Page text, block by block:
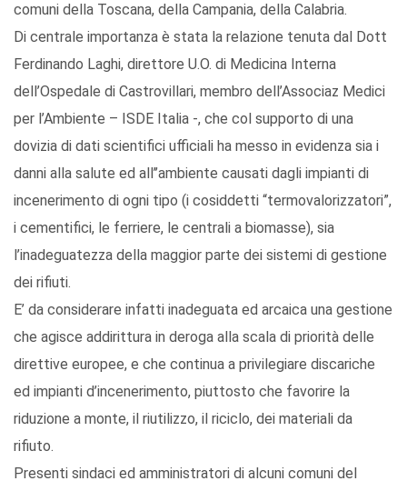
comuni della Toscana, della Campania, della Calabria.
Di centrale importanza è stata la relazione tenuta dal Dott
Ferdinando Laghi, direttore U.O. di Medicina Interna
dell’Ospedale di Castrovillari, membro dell’Associaz Medici
per l’Ambiente – ISDE Italia -, che col supporto di una
dovizia di dati scientifici ufficiali ha messo in evidenza sia i
danni alla salute ed all’’ambiente causati dagli impianti di
incenerimento di ogni tipo (i cosiddetti “termovalorizzatori”,
i cementifici, le ferriere, le centrali a biomasse), sia
l’inadeguatezza della maggior parte dei sistemi di gestione
dei rifiuti.
E’ da considerare infatti inadeguata ed arcaica una gestione
che agisce addirittura in deroga alla scala di priorità delle
direttive europee, e che continua a privilegiare discariche
ed impianti d’incenerimento, piuttosto che favorire la
riduzione a monte, il riutilizzo, il riciclo, dei materiali da
rifiuto.
Presenti sindaci ed amministratori di alcuni comuni del